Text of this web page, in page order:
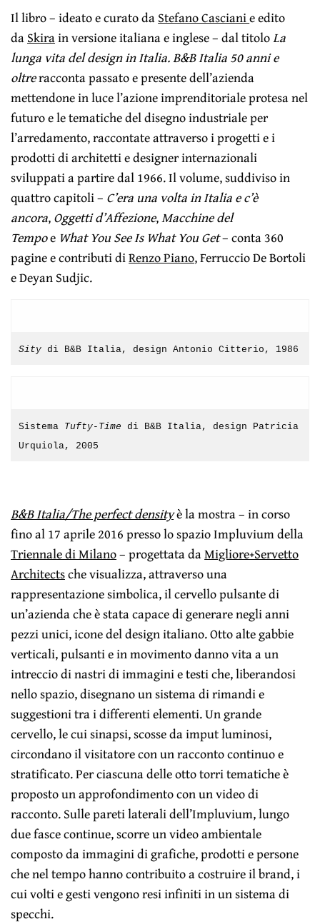
Il libro – ideato e curato daStefano Cascianie edito
daSkirain versione italiana e inglese – dal titoloLa
lunga vita del design in Italia. B&B Italia 50 anni e
oltreracconta passato e presente dell’azienda
mettendone in luce l’azione imprenditoriale protesa nel
futuro e le tematiche del disegno industriale per
l’arredamento, raccontate attraverso i progetti e i
prodotti di architetti e designer internazionali
sviluppati a partire dal 1966. Il volume, suddiviso in
quattro capitoli – C’era una volta in Italia e c’è
ancora,Oggetti d’Affezione,Macchine del
Tempoe What You See Is What You Get– conta 360
pagine e contributi diRenzo Piano, Ferruccio De Bortoli
e Deyan Sudjic.
Sity di B&B Italia, design Antonio Citterio, 1986
Sistema Tufty-Time di B&B Italia, design Patricia
Urquiola, 2005
B&B Italia/The perfect densityè la mostra – in corso
fino al 17 aprile 2016 presso lo spazio Impluvium della
Triennale di Milano– progettata daMigliore+Servetto
Architectsche visualizza, attraverso una
rappresentazione simbolica, il cervello pulsante di
un’azienda che è stata capace di generare negli anni
pezzi unici, icone del design italiano. Otto alte gabbie
verticali, pulsanti e in movimento danno vita a un
intreccio di nastri di immagini e testi che, liberandosi
nello spazio, disegnano un sistema di rimandi e
suggestioni tra i differenti elementi. Un grande
cervello, le cui sinapsi, scosse da imput luminosi,
circondano il visitatore con un racconto continuo e
stratificato. Per ciascuna delle otto torri tematiche è
proposto un approfondimento con un video di
racconto. Sulle pareti laterali dell’Impluvium, lungo
due fasce continue, scorre un video ambientale
composto da immagini di grafiche, prodotti e persone
che nel tempo hanno contribuito a costruire il brand, i
cui volti e gesti vengono resi infiniti in un sistema di
specchi.